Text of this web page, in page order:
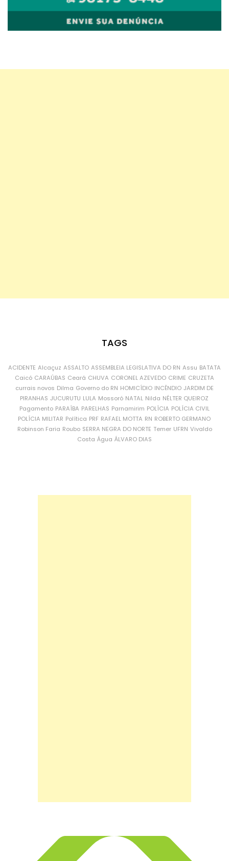
TAGS
ACIDENTE Alcaçuz ASSALTO ASSEMBLEIA LEGISLATIVA DO RN Assu BATATA
Caicó CARAÚBAS Ceará CHUVA CORONEL AZEVEDO CRIME CRUZETA
currais novos Dilma Governo do RN HOMICÍDIO INCÊNDIO JARDIM DE
PIRANHAS JUCURUTU LULA Mossoró NATAL Nilda NÉLTER QUEIROZ
Pagamento PARAÍBA PARELHAS Parnamirim POLÍCIA POLÍCIA CIVIL
POLÍCIA MILITAR Política PRF RAFAEL MOTTA RN ROBERTO GERMANO
Robinson Faria Roubo SERRA NEGRA DO NORTE Temer UFRN Vivaldo
Costa Água ÁLVARO DIAS